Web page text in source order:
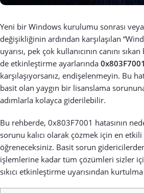
Yeni bir Windows kurulumu sonrası
değişikliğinin ardından karşılaşılan
uyarısı, pek çok kullanıcının canını
de etkinleştirme ayarlarında
karşılaşıyorsanız, endişelenmeyin. Bu
basit olan yaygın bir lisanslama
adımlarla kolayca giderilebilir.
Bu rehberde, 0x803F7001 hatasının
sorunu kalıcı olarak çözmek için en
öğreneceksiniz. Basit sorun
işlemlerine kadar tüm çözümleri sizler
sıkıcı etkinleştirme uyarısından